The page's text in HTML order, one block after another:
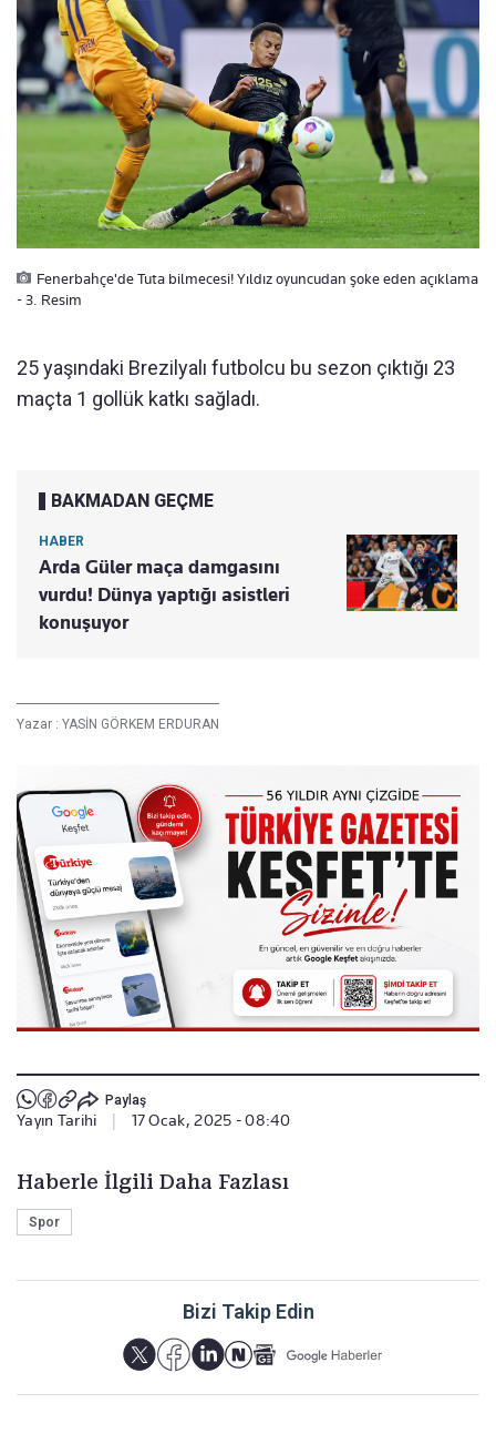
Fenerbahçe'de Tuta bilmecesi! Yıldız oyuncudan şoke eden açıklama
- 3. Resim
25 yaşındaki Brezilyalı futbolcu bu sezon çıktığı 23
maçta 1 gollük katkı sağladı.
BAKMADAN GEÇME
HABER
Arda Güler maça damgasını
vurdu! Dünya yaptığı asistleri
konuşuyor
Yazar : YASİN GÖRKEM ERDURAN
Paylaş
Yayın Tarihi 17 Ocak, 2025 - 08:40
Haberle İlgili Daha Fazlası
Spor
Bizi Takip Edin